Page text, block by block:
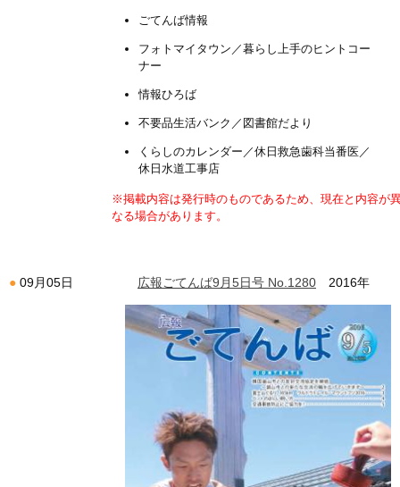
ごてんば情報
フォトマイタウン／暮らし上手のヒントコー
ナー
情報ひろば
不要品生活バンク／図書館だより
くらしのカレンダー／休日救急歯科当番医／
休日水道工事店
※掲載内容は発行時のものであるため、現在と内容が
なる場合があります。
09月05日 広報ごてんば9月5日号 No.1280 2016年